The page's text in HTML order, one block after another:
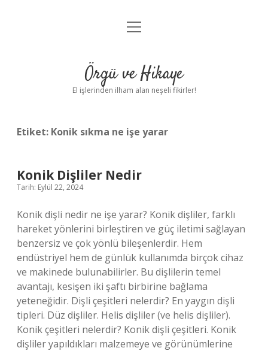
Anasayfa
Yasal Uyarı
menüyü
Örgü ve Hikaye
El işlerinden ilham alan neşeli fikirler!
Etiket: Konik sıkma ne işe yarar
Konik Dişliler Nedir
Tarih: Eylül 22, 2024
Konik dişli nedir ne işe yarar? Konik dişliler, farklı
hareket yönlerini birleştiren ve güç iletimi sağlayan
benzersiz ve çok yönlü bileşenlerdir. Hem
endüstriyel hem de günlük kullanımda birçok cihaz
ve makinede bulunabilirler. Bu dişlilerin temel
avantajı, kesişen iki şaftı birbirine bağlama
yeteneğidir. Dişli çeşitleri nelerdir? En yaygın dişli
tipleri. Düz dişliler. Helis dişliler (ve helis dişliler).
Konik çeşitleri nelerdir? Konik dişli çeşitleri. Konik
dişliler yapıldıkları malzemeye ve görünümlerine